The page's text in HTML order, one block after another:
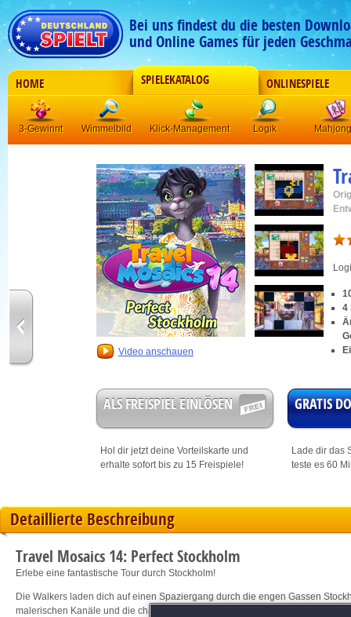
Bei uns findest du die besten
und Online Games für jeden
HOME SPIELEKATALOG ONLINESPIELE
3-Gewinnt Wimmelbild Klick-Management Logik Mahjong
Video anschauen
4
ALS FREISPIEL EINLÖSEN
Hol dir jetzt deine Vorteilskarte und
erhalte sofort bis zu 15 Freispiele!
GRATIS
Lade dir das
teste es 60
Detaillierte Beschreibung
Travel Mosaics 14: Perfect Stockholm
Erlebe eine fantastische Tour durch Stockholm!
Die Walkers laden dich auf einen Spaziergang durch die engen Gassen
malerischen Kanäle und die charakteristische Architektur zu genießen. Die